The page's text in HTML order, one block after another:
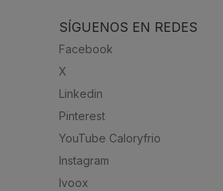
SÍGUENOS EN REDES
Facebook
X
Linkedin
Pinterest
YouTube Caloryfrio
Instagram
Ivoox